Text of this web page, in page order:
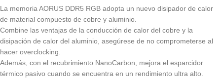
La memoria AORUS DDR5 RGB adopta un nuevo disipador de calor
de material compuesto de cobre y aluminio.
Combine las ventajas de la conducción de calor del cobre y la
disipación de calor del aluminio, asegúrese de no comprometerse al
hacer overclocking.
Además, con el recubrimiento NanoCarbon, mejora el esparcidor
térmico pasivo cuando se encuentra en un rendimiento ultra alto.